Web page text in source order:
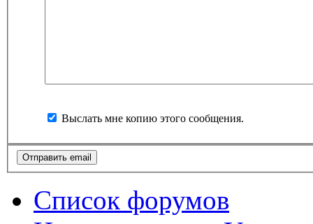
Выслать мне копию этого сообщения.
Список форумов